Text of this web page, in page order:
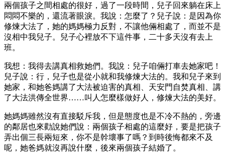
兩個孩子之間相處的很好，過了一段時間，兒子回來躺在床上
悶悶不樂的，還流著眼淚。我說：怎麼了？兒子說：是因為你
修煉大法了，她的媽媽極力反對，不讓他倆相處了，而並不是
沒相中我兒子。兒子心裡放不下這件事，二十多天沒有去上
班。
我想：我得去講真相救她們。我說：兒子咱倆打車去她家吧！
兒子說：行，兒子也是從小就和我修煉大法的。我和兒子來到
她家，和她爸媽講了大法被迫害的真相、天安門自焚真相、講
了大法洪傳全世界……叫人怎麼樣做好人，修煉大法的美好。
她媽媽雖然沒有直接駁斥我，但是態度也是不冷不熱的，旁邊
的鄰居也來勸說她們說：兩個孩子相處的這麼好，要是把孩子
弄出個三長兩短來，你不是幹壞事了嗎？到時後悔都來不及
呢，她爸媽就沒再說什麼，後來兩個孩子結婚了。